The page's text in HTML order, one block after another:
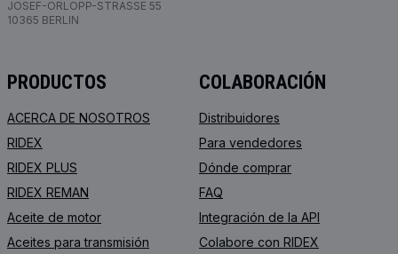
JOSEF-ORLOPP-STRASSE 55
10365 BERLIN
PRODUCTOS
ACERCA DE NOSOTROS
RIDEX
RIDEX PLUS
RIDEX REMAN
Aceite de motor
Aceites para transmisión
COLABORACIÓN
Distribuidores
Para vendedores
Dónde comprar
FAQ
Integración de la API
Colabore con RIDEX